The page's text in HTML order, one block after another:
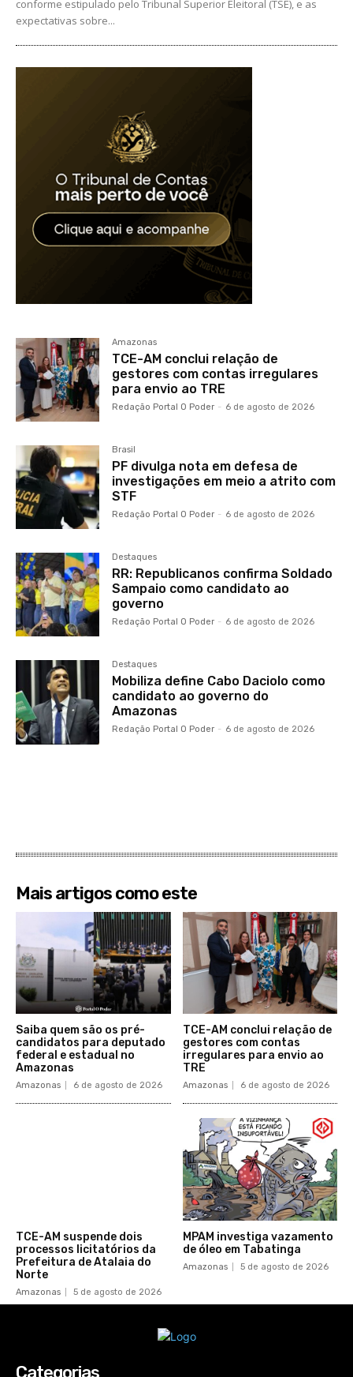
conforme estipulado pelo Tribunal Superior Eleitoral (TSE), e as
expectativas sobre...
Amazonas
TCE-AM conclui relação de
gestores com contas irregulares
para envio ao TRE
Redação Portal O Poder - 6 de agosto de 2026
Brasil
PF divulga nota em defesa de
investigações em meio a atrito com
STF
Redação Portal O Poder - 6 de agosto de 2026
Destaques
RR: Republicanos confirma Soldado
Sampaio como candidato ao
governo
Redação Portal O Poder - 6 de agosto de 2026
Destaques
Mobiliza define Cabo Daciolo como
candidato ao governo do
Amazonas
Redação Portal O Poder - 6 de agosto de 2026
Mais artigos como este
Saiba quem são os pré-
candidatos para deputado
federal e estadual no
Amazonas
Amazonas 6 de agosto de 2026
TCE-AM conclui relação de
gestores com contas
irregulares para envio ao
TRE
Amazonas 6 de agosto de 2026
TCE-AM suspende dois
processos licitatórios da
Prefeitura de Atalaia do
Norte
Amazonas 5 de agosto de 2026
MPAM investiga vazamento
de óleo em Tabatinga
Amazonas 5 de agosto de 2026
Categorias